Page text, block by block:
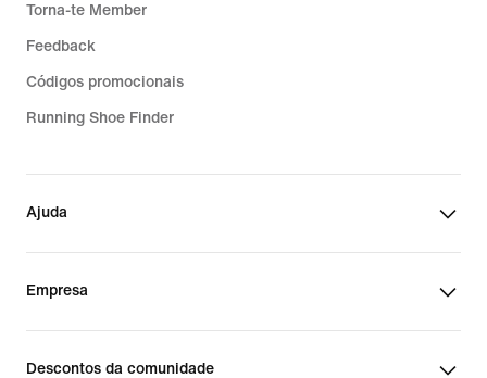
Torna-te Member
Feedback
Códigos promocionais
Running Shoe Finder
Ajuda
Empresa
Descontos da comunidade